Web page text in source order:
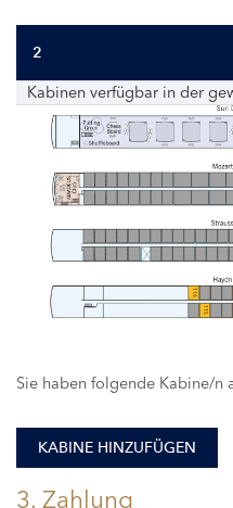
2
Kabinen verfügbar in der
115
116
Sie haben folgende Kabine/n
KABINE HINZUFÜGEN
3. Zahlung